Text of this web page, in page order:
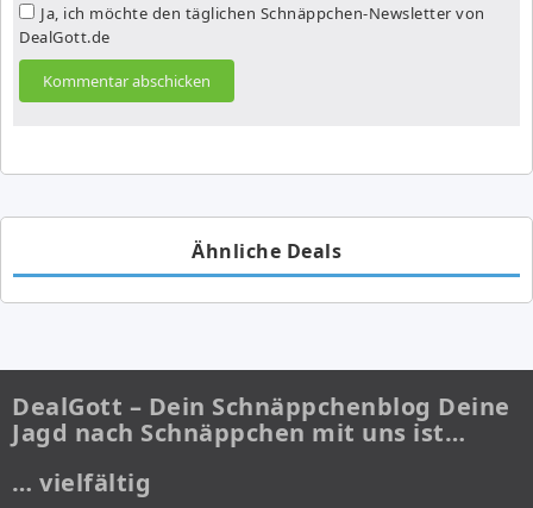
Ja, ich möchte den täglichen Schnäppchen-Newsletter von
DealGott.de
Ähnliche Deals
DealGott – Dein Schnäppchenblog Deine
Jagd nach Schnäppchen mit uns ist…
… vielfältig